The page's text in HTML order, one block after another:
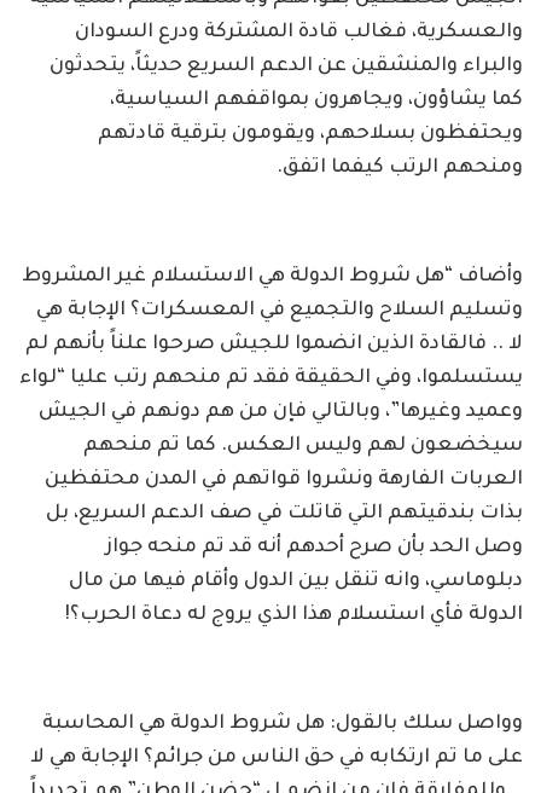
والعسكرية، فغالب قادة المشتركة ودرع السودان
والبراء والمنشقين عن الدعم السريع حديثاً، يتحدثون
كما يشاؤون، ويجاهرون بمواقفهم السياسية،
ويحتفظون بسلاحهم، ويقومون بترقية قادتهم
ومنحهم الرتب كيفما اتفق.
وأضاف “هل شروط الدولة هي الاستسلام غير المشروط
وتسليم السلاح والتجميع في المعسكرات؟ الإجابة هي
لا .. فالقادة الذين انضموا للجيش صرحوا علناً بأنهم لم
يستسلموا، وفي الحقيقة فقد تم منحهم رتب عليا “لواء
وعميد وغيرها”، وبالتالي فإن من هم دونهم في الجيش
سيخضعون لهم وليس العكس. كما تم منحهم
العربات الفارهة ونشروا قواتهم في المدن محتفظين
بذات بندقيتهم التي قاتلت في صف الدعم السريع، بل
وصل الحد بأن صرح أحدهم أنه قد تم منحه جواز
دبلوماسي، وانه تنقل بين الدول وأقام فيها من مال
الدولة فأي استسلام هذا الذي يروج له دعاة الحرب؟!
وواصل سلك بالقول: هل شروط الدولة هي المحاسبة
على ما تم ارتكابه في حق الناس من جرائم؟ الإجابة هي لا